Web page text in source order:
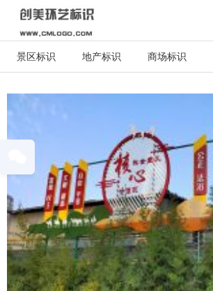
景区标识 地产标识 商场标识